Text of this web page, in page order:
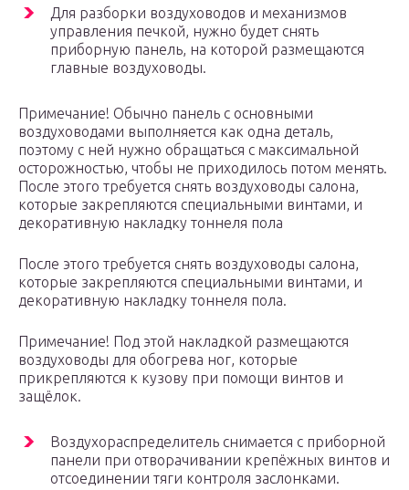
Для разборки воздуховодов и механизмов
управления печкой, нужно будет снять
приборную панель, на которой размещаются
главные воздуховоды.
Примечание! Обычно панель с основными
воздуховодами выполняется как одна деталь,
поэтому с ней нужно обращаться с максимальной
осторожностью, чтобы не приходилось потом менять.
После этого требуется снять воздуховоды салона,
которые закрепляются специальными винтами, и
декоративную накладку тоннеля пола
После этого требуется снять воздуховоды салона,
которые закрепляются специальными винтами, и
декоративную накладку тоннеля пола.
Примечание! Под этой накладкой размещаются
воздуховоды для обогрева ног, которые
прикрепляются к кузову при помощи винтов и
защёлок.
Воздухораспределитель снимается с приборной
панели при отворачивании крепёжных винтов и
отсоединении тяги контроля заслонками.